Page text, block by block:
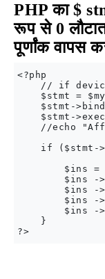
PHP का $
रूप से 0
पूर्णांक वापस
<?php
// if
$stmt =
$stmt-
$stmt-
//echo
if ($stmt-
$ins =
$ins -
$ins -
$ins -
$ins -
    }